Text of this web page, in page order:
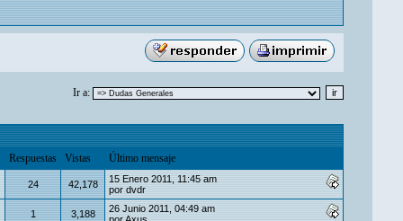
Ir a:
Respuestas Vistas Último mensaje
24 42,178
15 Enero 2011, 11:45 am
por dvdr
1 3,188
26 Junio 2011, 04:49 am